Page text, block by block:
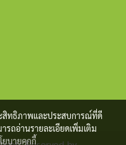
สิทธิภาพและประสบการณ์ที่ดี
รถอ่านรายละเอียดเพิ่มเติม
ยบายคุกกี้